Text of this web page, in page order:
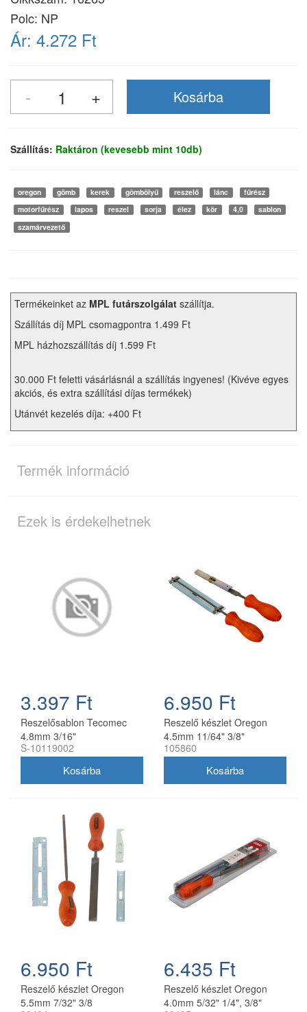
Polc: NP
Ár: 4.272 Ft
Szállítás: Raktáron (kevesebb mint 10db)
oregon gömb kerek gömbölyű reszelő lánc
fűrész
motorfűrész
lapos reszel sorja élez kör 4,0
sablon
szamárvezető
Termékeinket az MPL futárszolgálat szállítja.
Szállítás díj MPL csomagpontra 1.499 Ft
MPL házhozszállítás díj 1.599 Ft
30.000 Ft feletti vásárlásnál a szállítás ingyenes! (Kivéve egyes
akciós, és extra szállítási díjas termékek)
Utánvét kezelés díja: +400 Ft
Termék információ
Ezek is érdekelhetnek
3.397 Ft
Reszelősablon Tecomec
4.8mm 3/16"
S-10119002
6.950 Ft
Reszelő készlet Oregon
4.5mm 11/64" 3/8"
105860
6.950 Ft
Reszelő készlet Oregon
5.5mm 7/32" 3/8
6.435 Ft
Reszelő készlet Oregon
4.0mm 5/32" 1/4", 3/8"